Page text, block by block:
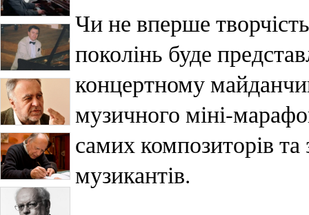
Чи не вперше
поколінь буде
концертному
музичного міні-
самих композиторів
музикантів.